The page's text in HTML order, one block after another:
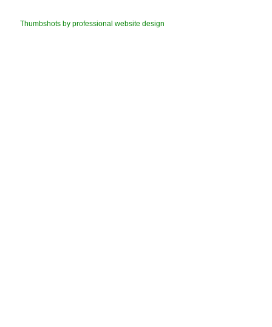
Thumbshots by professional website design